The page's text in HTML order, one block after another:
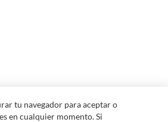
tu navegador para aceptar o
en cualquier momento. Si